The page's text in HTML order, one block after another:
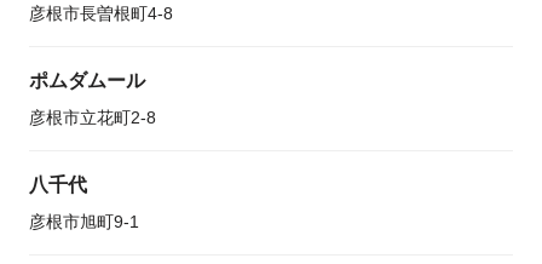
彦根市長曽根町4-8
ポムダムール
彦根市立花町2-8
八千代
彦根市旭町9-1